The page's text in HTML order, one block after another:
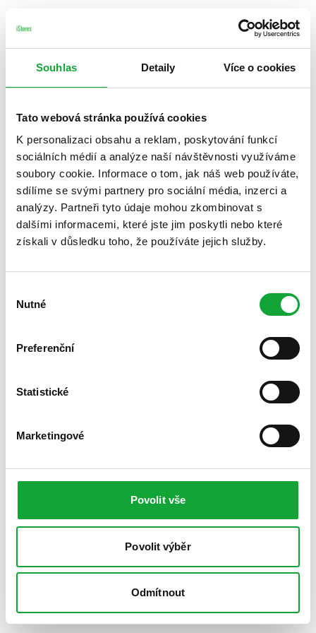
Souhlas Detaily Více o cookies
Tato webová stránka používá cookies
K personalizaci obsahu a reklam, poskytování funkcí
sociálních médií a analýze naší návštěvnosti využíváme
soubory cookie. Informace o tom, jak náš web používáte,
sdílíme se svými partnery pro sociální média, inzerci a
analýzy. Partneři tyto údaje mohou zkombinovat s
dalšími informacemi, které jste jim poskytli nebo které
získali v důsledku toho, že používáte jejich služby.
souhlasu
Nutné
Preferenční
Statistické
Marketingové
Povolit vše
Povolit výběr
Odmítnout